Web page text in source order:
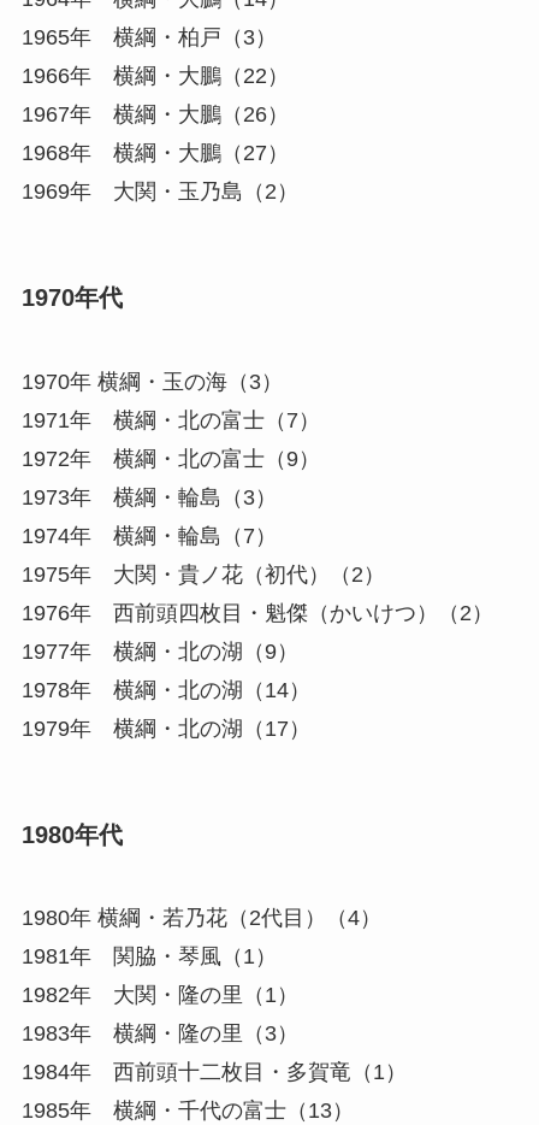
1965年 横綱・柏戸（3）
1966年 横綱・大鵬（22）
1967年 横綱・大鵬（26）
1968年 横綱・大鵬（27）
1969年 大関・玉乃島（2）
1970年代
1970年 横綱・玉の海（3）
1971年 横綱・北の富士（7）
1972年 横綱・北の富士（9）
1973年 横綱・輪島（3）
1974年 横綱・輪島（7）
1975年 大関・貴ノ花（初代）（2）
1976年 西前頭四枚目・魁傑（かいけつ）（2）
1977年 横綱・北の湖（9）
1978年 横綱・北の湖（14）
1979年 横綱・北の湖（17）
1980年代
1980年 横綱・若乃花（2代目）（4）
1981年 関脇・琴風（1）
1982年 大関・隆の里（1）
1983年 横綱・隆の里（3）
1984年 西前頭十二枚目・多賀竜（1）
1985年 横綱・千代の富士（13）